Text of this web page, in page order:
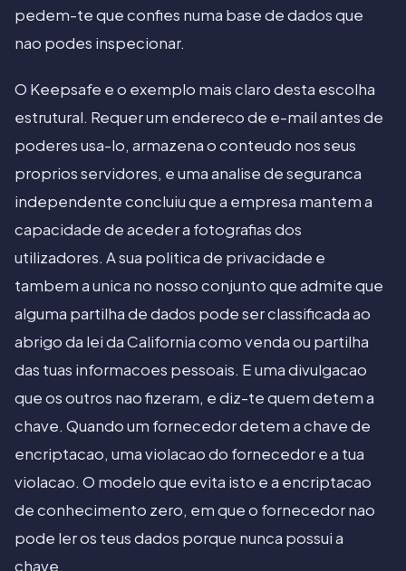
pedem-te que confies numa base de dados que
nao podes inspecionar.
O Keepsafe e o exemplo mais claro desta escolha
estrutural. Requer um endereco de e-mail antes de
poderes usa-lo, armazena o conteudo nos seus
proprios servidores, e uma analise de seguranca
independente concluiu que a empresa mantem a
capacidade de aceder a fotografias dos
utilizadores. A sua politica de privacidade e
tambem a unica no nosso conjunto que admite que
alguma partilha de dados pode ser classificada ao
abrigo da lei da California como venda ou partilha
das tuas informacoes pessoais. E uma divulgacao
que os outros nao fizeram, e diz-te quem detem a
chave. Quando um fornecedor detem a chave de
encriptacao, uma violacao do fornecedor e a tua
violacao. O modelo que evita isto e a encriptacao
de conhecimento zero, em que o fornecedor nao
pode ler os teus dados porque nunca possui a
chave.